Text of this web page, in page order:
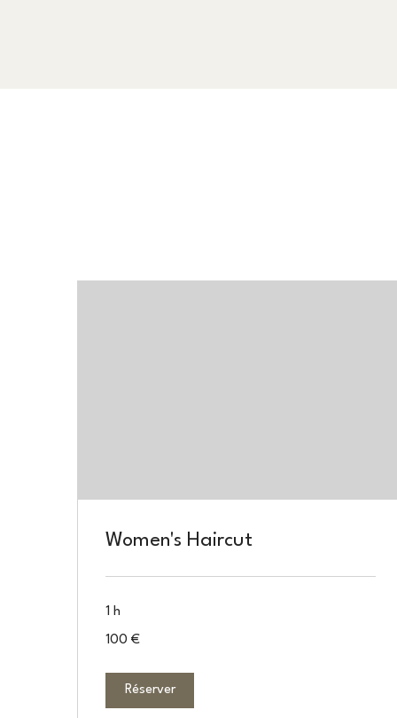
Women's Haircut
1 h
euros
100 €
Réserver